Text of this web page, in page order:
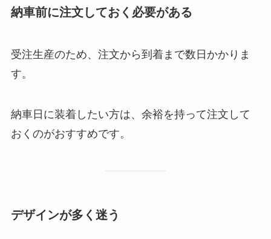
納車前に注文しておく必要がある
受注生産のため、注文から到着まで数日かかりま
す。
納車日に装着したい方は、余裕を持って注文して
おくのがおすすめです。
デザインが多く迷う